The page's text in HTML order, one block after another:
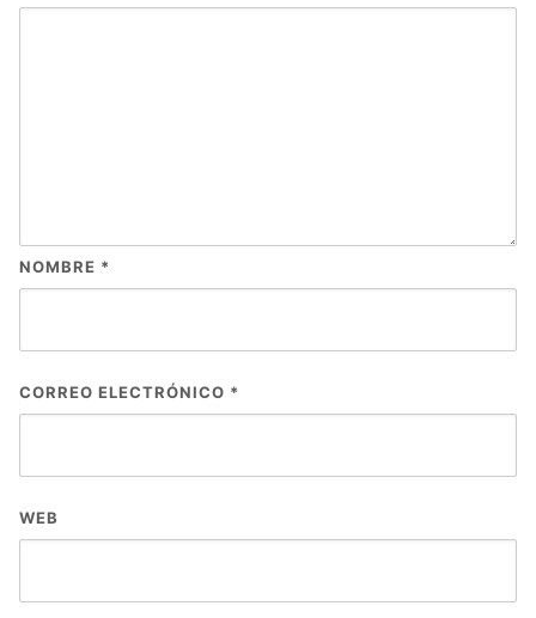
NOMBRE *
CORREO ELECTRÓNICO *
WEB